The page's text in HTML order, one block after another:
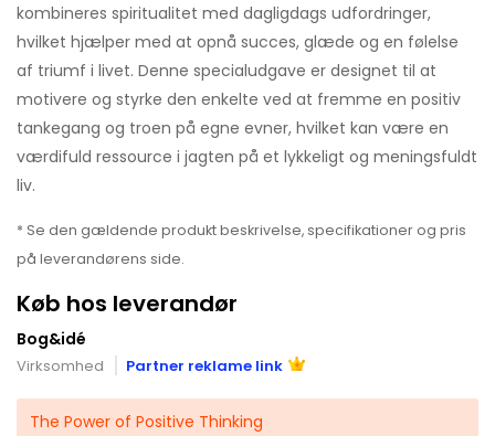
kombineres spiritualitet med dagligdags udfordringer,
hvilket hjælper med at opnå succes, glæde og en følelse
af triumf i livet. Denne specialudgave er designet til at
motivere og styrke den enkelte ved at fremme en positiv
tankegang og troen på egne evner, hvilket kan være en
værdifuld ressource i jagten på et lykkeligt og meningsfuldt
liv.
* Se den gældende produkt beskrivelse, specifikationer og pris
på leverandørens side.
Køb hos leverandør
Bog&idé
Virksomhed Partner reklame link
The Power of Positive Thinking